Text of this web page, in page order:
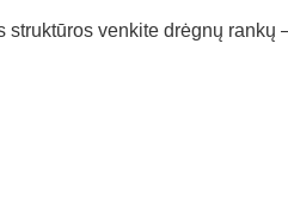
struktūros venkite drėgnų